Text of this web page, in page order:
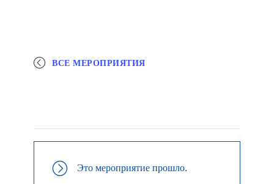
ВСЕ МЕРОПРИЯТИЯ
Это мероприятие прошло.